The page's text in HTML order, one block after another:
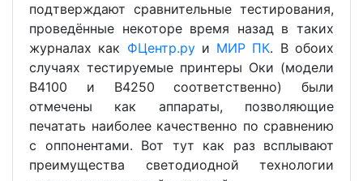
подтверждают сравнительные тестирования,
проведённые некоторе время назад в таких
журналах как ФЦентр.руи МИР ПК. В обоих
случаях тестируемые принтеры Оки (модели
В4100 и В4250 соответственно) были
отмечены как аппараты, позволяющие
печатать наиболее качественно по сравнению
с оппонентами. Вот тут как раз всплывают
преимущества светодиодной технологии